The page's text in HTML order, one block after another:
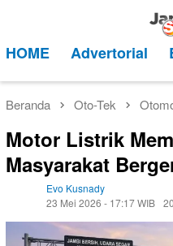
kontenMobile
HOME Advertorial
Beranda Oto-Tek
Motor Listrik
Masyarakat
Evo Kusnady
23 Mei 2026 - 17:17 WIB